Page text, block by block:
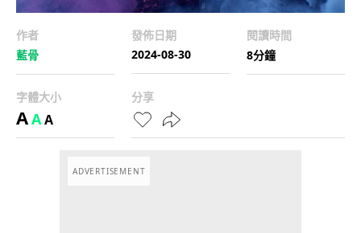
作者
藍骨
發佈日期
2024-08-30
閱讀時間
8分鐘
字體大小
AAA
分享
ADVERTISEMENT